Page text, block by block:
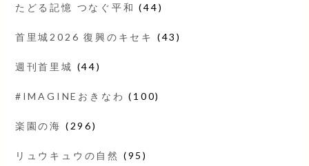
たどる記憶 つなぐ平和 (44)
首里城2026 復興のキセキ (43)
週刊首里城 (44)
#IMAGINEおきなわ (100)
楽園の海 (296)
リュウキュウの自然 (95)